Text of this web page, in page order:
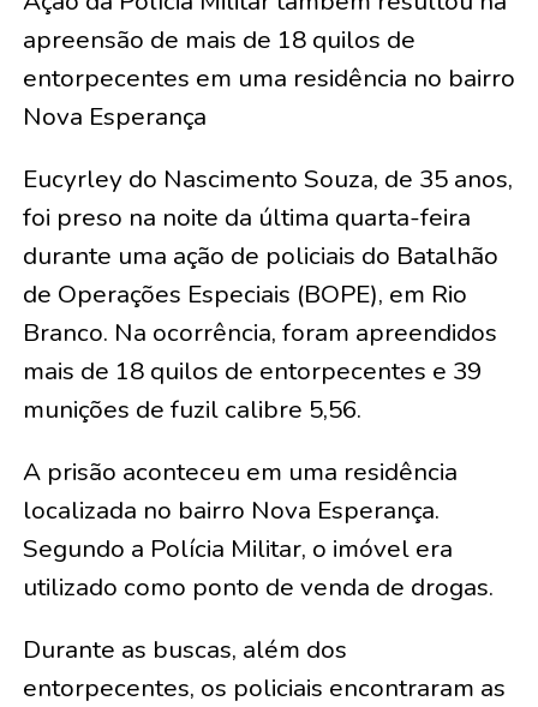
apreensão de mais de 18 quilos de
entorpecentes em uma residência no bairro
Nova Esperança
Eucyrley do Nascimento Souza, de 35 anos,
foi preso na noite da última quarta-feira
durante uma ação de policiais do Batalhão
de Operações Especiais (BOPE), em Rio
Branco. Na ocorrência, foram apreendidos
mais de 18 quilos de entorpecentes e 39
munições de fuzil calibre 5,56.
A prisão aconteceu em uma residência
localizada no bairro Nova Esperança.
Segundo a Polícia Militar, o imóvel era
utilizado como ponto de venda de drogas.
Durante as buscas, além dos
entorpecentes, os policiais encontraram as